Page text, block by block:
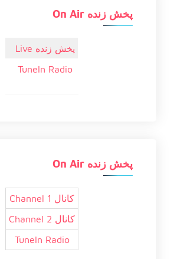
پخش زنده On Air
پخش زنده Live
TuneIn Radio
پخش زنده On Air
کانال 1 Channel
کانال 2 Channel
TuneIn Radio